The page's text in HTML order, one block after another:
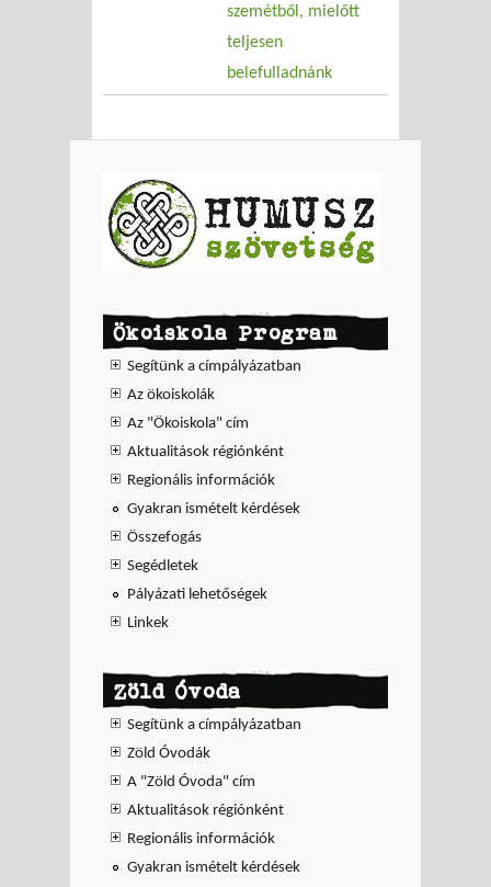
szemétből, mielőtt
teljesen
belefulladnánk
Ökoiskola Program
Segítünk a címpályázatban
Az ökoiskolák
Az "Ökoiskola" cím
Aktualitások régiónként
Regionális információk
Gyakran ismételt kérdések
Összefogás
Segédletek
Pályázati lehetőségek
Linkek
Zöld Óvoda
Segítünk a címpályázatban
Zöld Óvodák
A "Zöld Óvoda" cím
Aktualitások régiónként
Regionális információk
Gyakran ismételt kérdések